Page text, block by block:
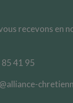
recevons en
41 95